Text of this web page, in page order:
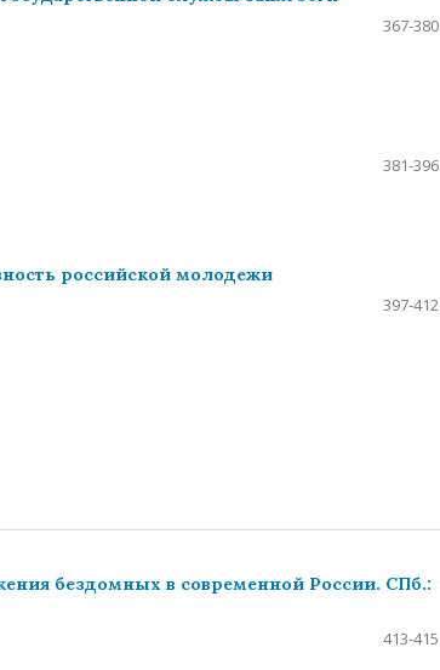
367-380
381-396
российской молодежи
397-412
бездомных в современной России. СПб.:
413-415